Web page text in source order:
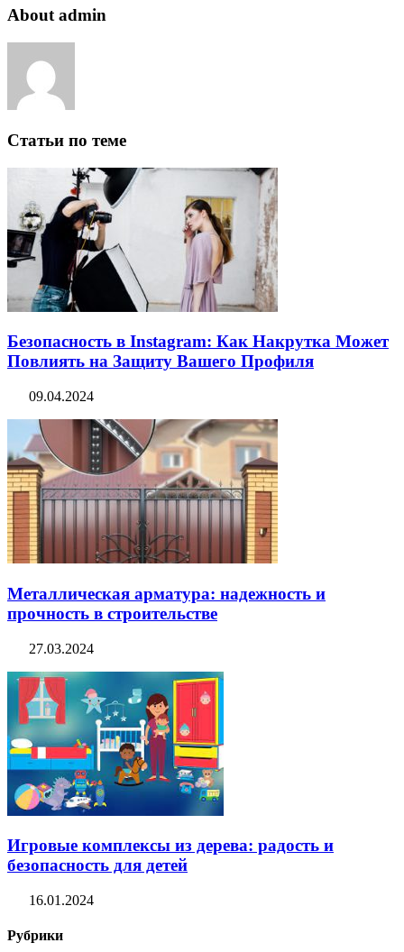
About admin
Статьи по теме
Безопасность в Instagram: Как Накрутка Может
Повлиять на Защиту Вашего Профиля
09.04.2024
Металлическая арматура: надежность и
прочность в строительстве
27.03.2024
Игровые комплексы из дерева: радость и
безопасность для детей
16.01.2024
Рубрики